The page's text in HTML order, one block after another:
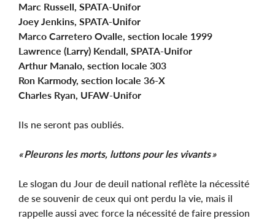
Marc Russell, SPATA-Unifor
Joey Jenkins, SPATA-Unifor
Marco Carretero Ovalle, section locale 1999
Lawrence (Larry) Kendall, SPATA-Unifor
Arthur Manalo, section locale 303
Ron Karmody, section locale 36-X
Charles Ryan, UFAW-Unifor
Ils ne seront pas oubliés.
« Pleurons les morts, luttons pour les vivants »
Le slogan du Jour de deuil national reflète la nécessité
de se souvenir de ceux qui ont perdu la vie, mais il
rappelle aussi avec force la nécessité de faire pression